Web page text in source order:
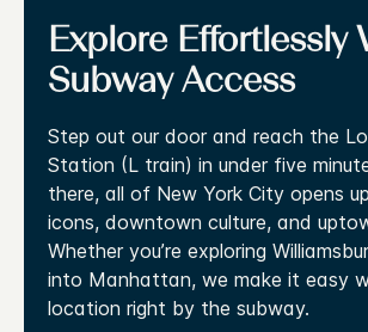
Explore Effortlessly
Subway Access
Step out our door and reach the
Station (L train) in under five
there, all of New York City opens
icons, downtown culture, and
Whether you’re exploring
into Manhattan, we make it easy
location right by the subway.